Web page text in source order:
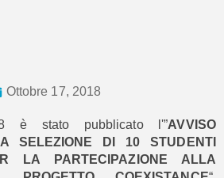
Ottobre 17, 2018
è stato pubblicato l'”AVVISO
SELEZIONE DI 10 STUDENTI
LA PARTECIPAZIONE ALLA